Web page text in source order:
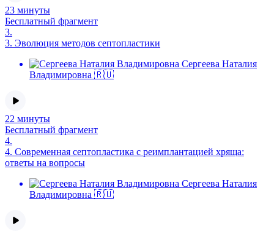
23 минуты
Бесплатный фрагмент
3.
3. Эволюция методов септопластики
Сергеева Наталия
Владимировна 🇷🇺
22 минуты
Бесплатный фрагмент
4.
4. Современная септопластика с реимплантацией хряща:
ответы на вопросы
Сергеева Наталия
Владимировна 🇷🇺